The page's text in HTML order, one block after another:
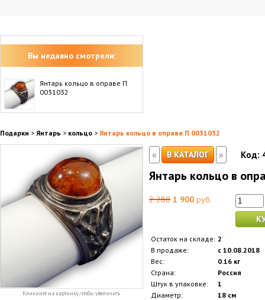
Вы недавно смотрели:
Янтарь кольцо в оправе П
0031032
Подарки > Янтарь > кольцо > Янтарь кольцо в оправе П 0031032
Кликните на картинку, чтобы увеличить
« В КАТАЛОГ » Код:
Янтарь кольцо в
2 280 1 900 руб.
Остаток на складе: 2
В продаже:
с 10.08.2018
Вес:
0.16 кг
Страна:
Россия
Штук в упаковке:
1
Диаметр:
18 см